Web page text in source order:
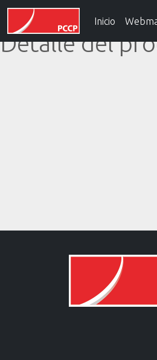
Inicio
Detalle del